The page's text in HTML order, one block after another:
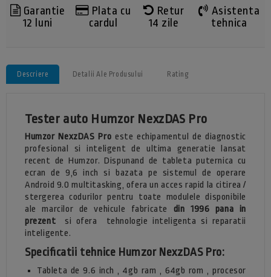
Garantie
12 luni
Plata cu
cardul
Retur
14 zile
Asistenta
tehnica
Descriere Detalii Ale Produsului Rating
Tester auto Humzor NexzDAS Pro
Humzor NexzDAS Pro este echipamentul de diagnostic
profesional si inteligent de ultima generatie lansat
recent de Humzor. Dispunand de tableta puternica cu
ecran de 9,6 inch si bazata pe sistemul de operare
Android 9.0 multitasking, ofera un acces rapid la citirea /
stergerea codurilor pentru toate modulele disponibile
ale marcilor de vehicule fabricate din 1996 pana in
prezent
si ofera
tehnologie inteligenta si reparatii
inteligente.
Specificatii tehnice Humzor NexzDAS Pro:
Tableta de 9.6 inch , 4gb ram , 64gb rom , procesor